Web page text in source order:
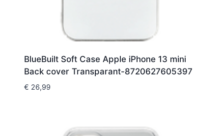
BlueBuilt Soft Case Apple iPhone 13 mini
Back cover Transparant-8720627605397
€ 26,99